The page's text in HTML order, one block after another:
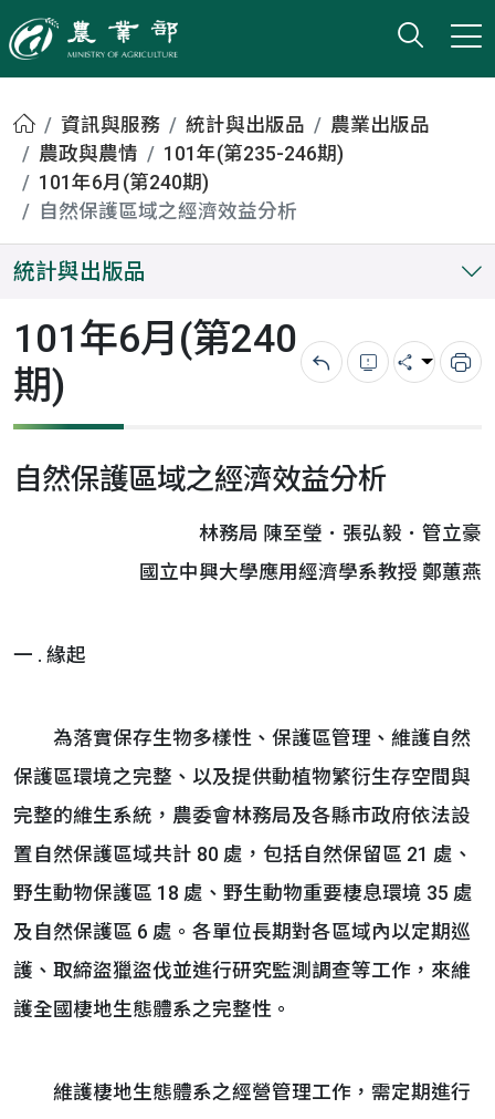
農業部
打開
小版
首頁資訊與服務 統計與出版品
農業出版品
農政與農情
101年(第235-246期)
101年6月(第240期)
自然保護區域之經濟效益分析
統計與出版品
101年6月(第240
期)
回上一頁錯誤回報
分享 列
自然保護區域之經濟效益分析
林務局 陳至瑩．張弘毅．管立豪
國立中興大學應用經濟學系教授 鄭蕙燕
一 . 緣起
為落實保存生物多樣性、保護區管理、維護自然
保護區環境之完整、以及提供動植物繁衍生存空間與
完整的維生系統，農委會林務局及各縣市政府依法設
置自然保護區域共計 80 處，包括自然保留區 21 處、
野生動物保護區 18 處、野生動物重要棲息環境 35 處
及自然保護區 6 處。各單位長期對各區域內以定期巡
護、取締盜獵盜伐並進行研究監測調查等工作，來維
護全國棲地生態體系之完整性。
維護棲地生態體系之經營管理工作，需定期進行